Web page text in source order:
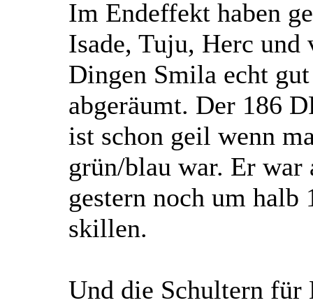
Im Endeffekt haben
Isade, Tuju, Herc und
Dingen Smila echt
abgeräumt. Der 186
ist schon geil wenn
grün/blau war. Er war
gestern noch um halb
skillen.
Und die Schultern für